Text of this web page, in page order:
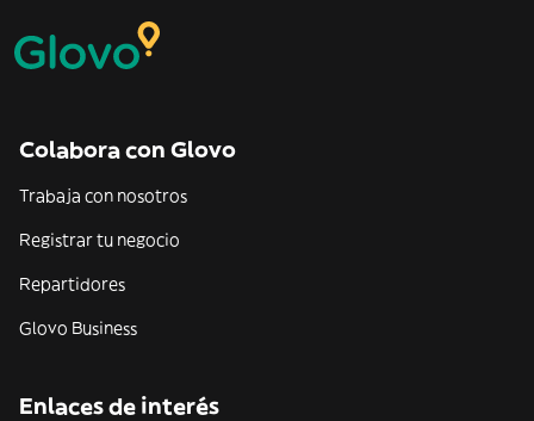
Colabora con Glovo
Trabaja con nosotros
Registrar tu negocio
Repartidores
Glovo Business
Enlaces de interés